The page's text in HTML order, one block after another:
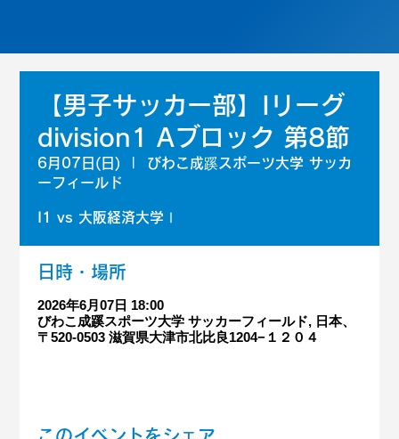
【男子サッカー部】Iリーグ
division1 Aブロック 第8節
6月07日(日)
びわこ成蹊スポーツ大学 サッカ
ーフィールド
I1 vs 大阪経済大学Ⅰ
日時・場所
2026年6月07日 18:00
びわこ成蹊スポーツ大学 サッカーフィールド, 日本、
〒520-0503 滋賀県大津市北比良1204−１２０４
このイベントをシェア